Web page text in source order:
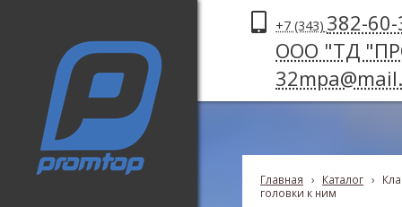
+7 (343) 382-
ООО "ТД
Главная › Каталог ›
головки к ним